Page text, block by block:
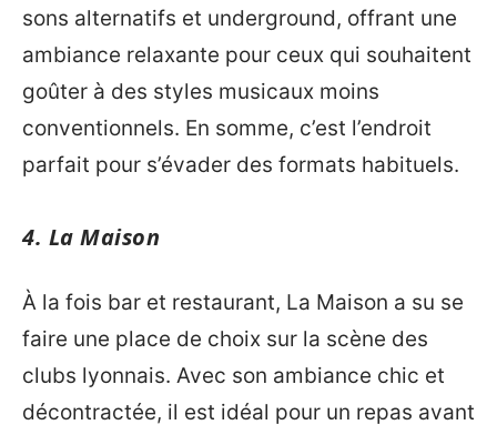
sons alternatifs et underground, offrant une
ambiance relaxante pour ceux qui souhaitent
goûter à des styles musicaux moins
conventionnels. En somme, c’est l’endroit
parfait pour s’évader des formats habituels.
4. La Maison
À la fois bar et restaurant, La Maison a su se
faire une place de choix sur la scène des
clubs lyonnais. Avec son ambiance chic et
décontractée, il est idéal pour un repas avant